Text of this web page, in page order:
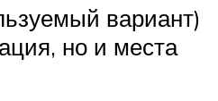
вариант)
но и места